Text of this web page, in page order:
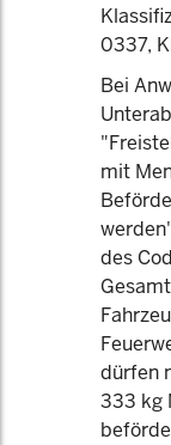
0337,
Bei
mit
des
dürfen
333 kg